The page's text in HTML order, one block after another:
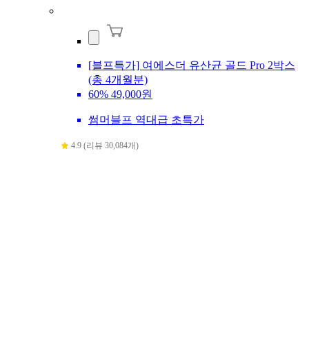
[블프특가] 여에스더 유산균 골드 Pro 2박스
(총 4개월분)
60% 49,000원
썸머블프 역대급 초특가
4.9 (리뷰 30,084개)